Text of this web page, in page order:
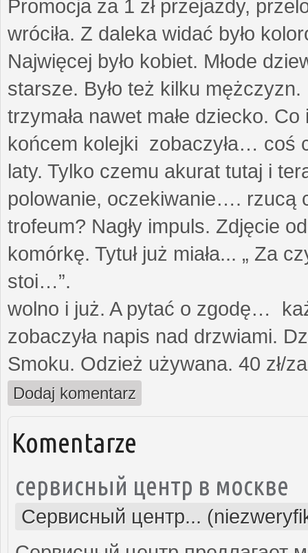
Promocja za 1 zł przejazdy,
wróciła. Z daleka widać było
Najwięcej było kobiet. Młode
starsze. Było też kilku
trzymała nawet małe dziecko.
końcem kolejki zobaczyła… coś
laty. Tylko czemu akurat tutaj i
polowanie, oczekiwanie…. rzucą
trofeum? Nagły impuls. Zdjęcie
komórkę. Tytuł już miała... „ Za
stoi…”.
wolno i już. A pytać o zgodę…
zobaczyła napis nad drzwiami.
Smoku. Odzież używana. 40 zł/
Dodaj komentarz
Komentarze
сервисный центр в москве
Сервисный центр...